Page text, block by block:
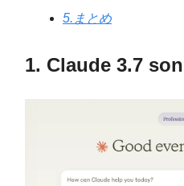
5.まとめ
1. Claude 3.7